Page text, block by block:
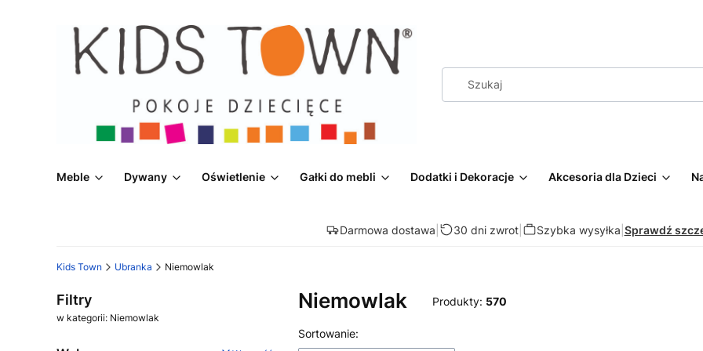
Meble Dywany Oświetlenie Gałki do mebli Dodatki i Dekoracje Akcesoria dla Dzieci
Darmowa dostawa 30 dni zwrot| Szybka wysyłka Sprawdź
Kids Town Ubranka Niemowlak
Filtry
w kategorii: Niemowlak
Niemowlak Produkty: 570
Lista produktów
Sortowanie: